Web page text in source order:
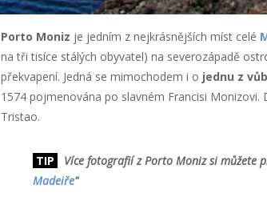
Porto Moniz je jedním z nejkrásnějších míst celé
na tři tisíce stálých obyvatel) na severozápadě
překvapení. Jedná se mimochodem i o jednu z
1574 pojmenována po slavném Francisi
Tristao.
TIP Více fotografií z Porto Moniz si můžete
Madeiře"